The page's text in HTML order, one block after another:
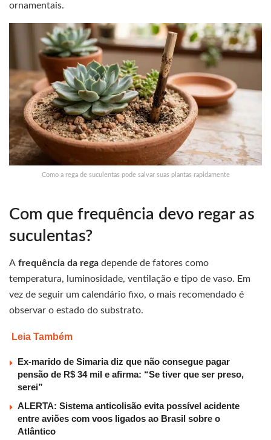
ornamentais.
Como a rega de suculentas pode salvar suas plantas rapidamente
Com que frequência devo regar as
suculentas?
A frequência da rega depende de fatores como
temperatura, luminosidade, ventilação e tipo de vaso. Em
vez de seguir um calendário fixo, o mais recomendado é
observar o estado do substrato.
Leia Também
Ex-marido de Simaria diz que não consegue pagar
pensão de R$ 34 mil e afirma: “Se tiver que ser preso,
serei”
ALERTA: Sistema anticolisão evita possível acidente
entre aviões com voos ligados ao Brasil sobre o
Atlântico